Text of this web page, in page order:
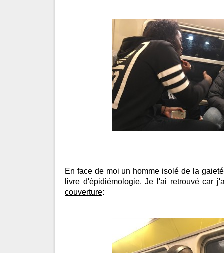
En face de moi un homme isolé de la
livre d'épidiémologie. Je l'ai retrouvé car
couverture: